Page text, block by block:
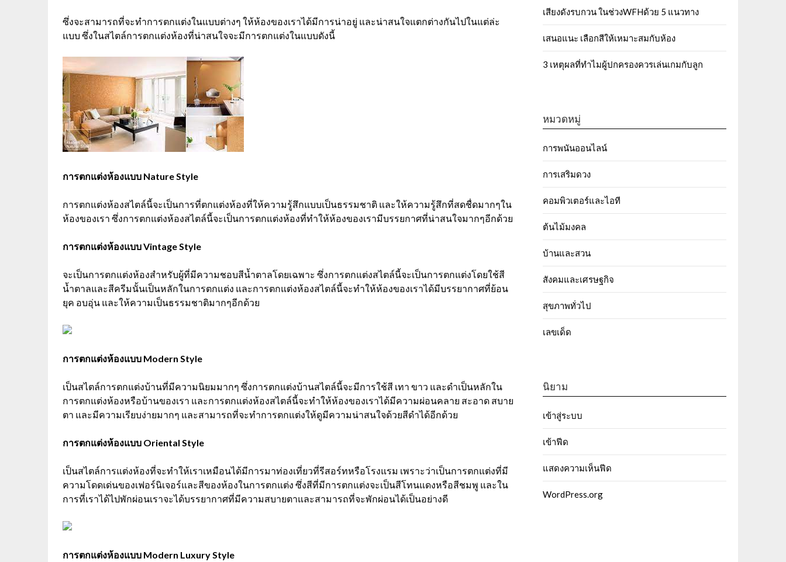
ซึ่งจะสามารถที่จะทำการตกแต่งในแบบต่างๆ ให้ห้องของเราได้มีการน่าอยู่ และน่าสนใจแตกต่างกันไปในแต่ล่ะ
แบบ ซึ่งในสไตล์การตกแต่งห้องที่น่าสนใจจะมีการตกแต่งในแบบดังนี้
การตกแต่งห้องแบบ Nature Style
การตกแต่งห้องสไตล์นี้จะเป็นการที่ตกแต่งห้องที่ให้ความรู้สึกแบบเป็นธรรมชาติ และให้ความรู้สึกที่สดชื่ดมากๆใน
ห้องของเรา ซึ่งการตกแต่งห้องสไตล์นี้จะเป็นการตกแต่งห้องที่ทำให้ห้องของเรามีบรรยกาศที่น่าสนใจมากๆอีกด้วย
การตกแต่งห้องแบบ Vintage Style
จะเป็นการตกแต่งห้องสำหรับผู้ที่มีความชอบสีน้ำตาลโดยเฉพาะ ซึ่งการตกแต่งสไตล์นี้จะเป็นการตกแต่งโดยใช้สี
น้ำตาลและสีครีมนั้นเป็นหลักในการตกแต่ง และการตกแต่งห้องสไตล์นี้จะทำให้ห้องของเราได้มีบรรยากาศที่ย้อน
ยุค อบอุ่น และให้ความเป็นธรรมชาติมากๆอีกด้วย
การตกแต่งห้องแบบ Modern Style
เป็นสไตล์การตกแต่งบ้านที่มีความนิยมมากๆ ซึ่งการตกแต่งบ้านสไตล์นี้จะมีการใช้สี เทา ขาว และดำเป็นหลักใน
การตกแต่งห้องหรือบ้านของเรา และการตกแต่งห้องสไตล์นี้จะทำให้ห้องของเราได้มีความผ่อนคลาย สะอาด สบาย
ตา และมีความเรียบง่ายมากๆ และสามารถที่จะทำการตกแต่งให้ดูมีความน่าสนใจด้วยสีดำได้อีกด้วย
การตกแต่งห้องแบบ Oriental Style
เป็นสไตล์การแต่งห้องที่จะทำให้เราเหมือนได้มีการมาท่องเที่ยวที่รีสอร์ทหรือโรงแรม เพราะว่าเป็นการตกแต่งที่มี
ความโดดเด่นของเฟอร์นิเจอร์และสีของห้องในการตกแต่ง ซึ่งสีที่มีการตกแต่งจะเป็นสีโทนแดงหรือสีชมพู และใน
การที่เราได้ไปพักผ่อนเราจะได้บรรยากาศที่มีความสบายตาและสามารถที่จะพักผ่อนได้เป็นอย่างดี
การตกแต่งห้องแบบ Modern Luxury Style
เสียงดังรบกวน ในช่วงWFHด้วย 5 แนวทาง
เสนอแนะ เลือกสีให้เหมาะสมกับห้อง
3 เหตุผลที่ทำไมผู้ปกครองควรเล่นเกมกับลูก
หมวดหมู่
การพนันออนไลน์
การเสริมดวง
คอมพิวเตอร์และไอที
ต้นไม้มงคล
บ้านและสวน
สังคมและเศรษฐกิจ
สุขภาพทั่วไป
เลขเด็ด
นิยาม
เข้าสู่ระบบ
เข้าฟีด
แสดงความเห็นฟีด
WordPress.org